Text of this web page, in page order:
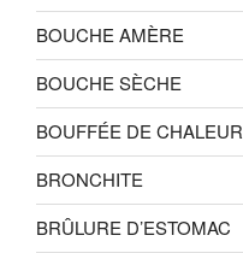
BOUCHE AMÈRE
BOUCHE SÈCHE
BOUFFÉE DE CHALEUR
BRONCHITE
BRÛLURE D’ESTOMAC